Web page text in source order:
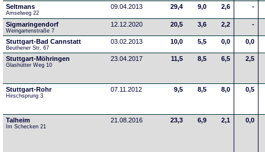
Seltmans
Amselweg 22
09.04.2013 29,4 9,0 2,6 -
Sigmaringendorf
Weingartenstraße 7
12.12.2020 20,5 3,6 2,2 -
Stuttgart-Bad Cannstatt
Beuthener Str. 67
03.02.2013 10,0 5,5 0,0 0,0
Stuttgart-Möhringen
Glashütter Weg 10
23.04.2017 11,5 8,5 6,5 2,5
Stuttgart-Rohr
Hirschsprung 3
07.11.2012 9,5 8,5 8,0 0,5
Talheim
Im Schecken 21
21.08.2016 23,3 6,9 2,1 0,0